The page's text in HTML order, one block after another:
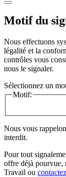
Motif du
Nous effectuons
légalité et la
contrôles vous
nous le signaler.
Sélectionnez un
Motif:
Nous vous
interdit.
Pour tout
offre déjà pourvue,
Travail ou